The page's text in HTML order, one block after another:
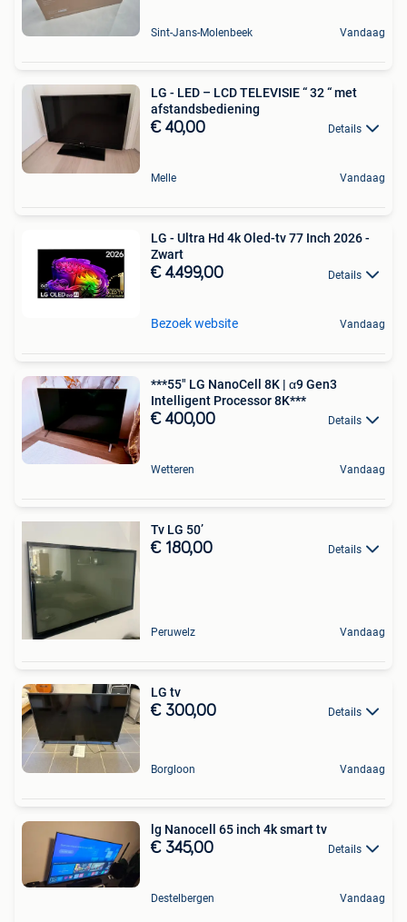
Sint-Jans-Molenbeek Vandaag
LG - LED – LCD TELEVISIE “ 32 “ met
afstandsbediening
€ 40,00 Details
Melle Vandaag
LG - Ultra Hd 4k Oled-tv 77 Inch 2026 -
Zwart
€ 4.499,00 Details
Bezoek website Vandaag
***55" LG NanoCell 8K | α9 Gen3
Intelligent Processor 8K***
€ 400,00 Details
Wetteren Vandaag
Tv LG 50’
€ 180,00 Details
Peruwelz Vandaag
LG tv
€ 300,00 Details
Borgloon Vandaag
lg Nanocell 65 inch 4k smart tv
€ 345,00 Details
Destelbergen Vandaag